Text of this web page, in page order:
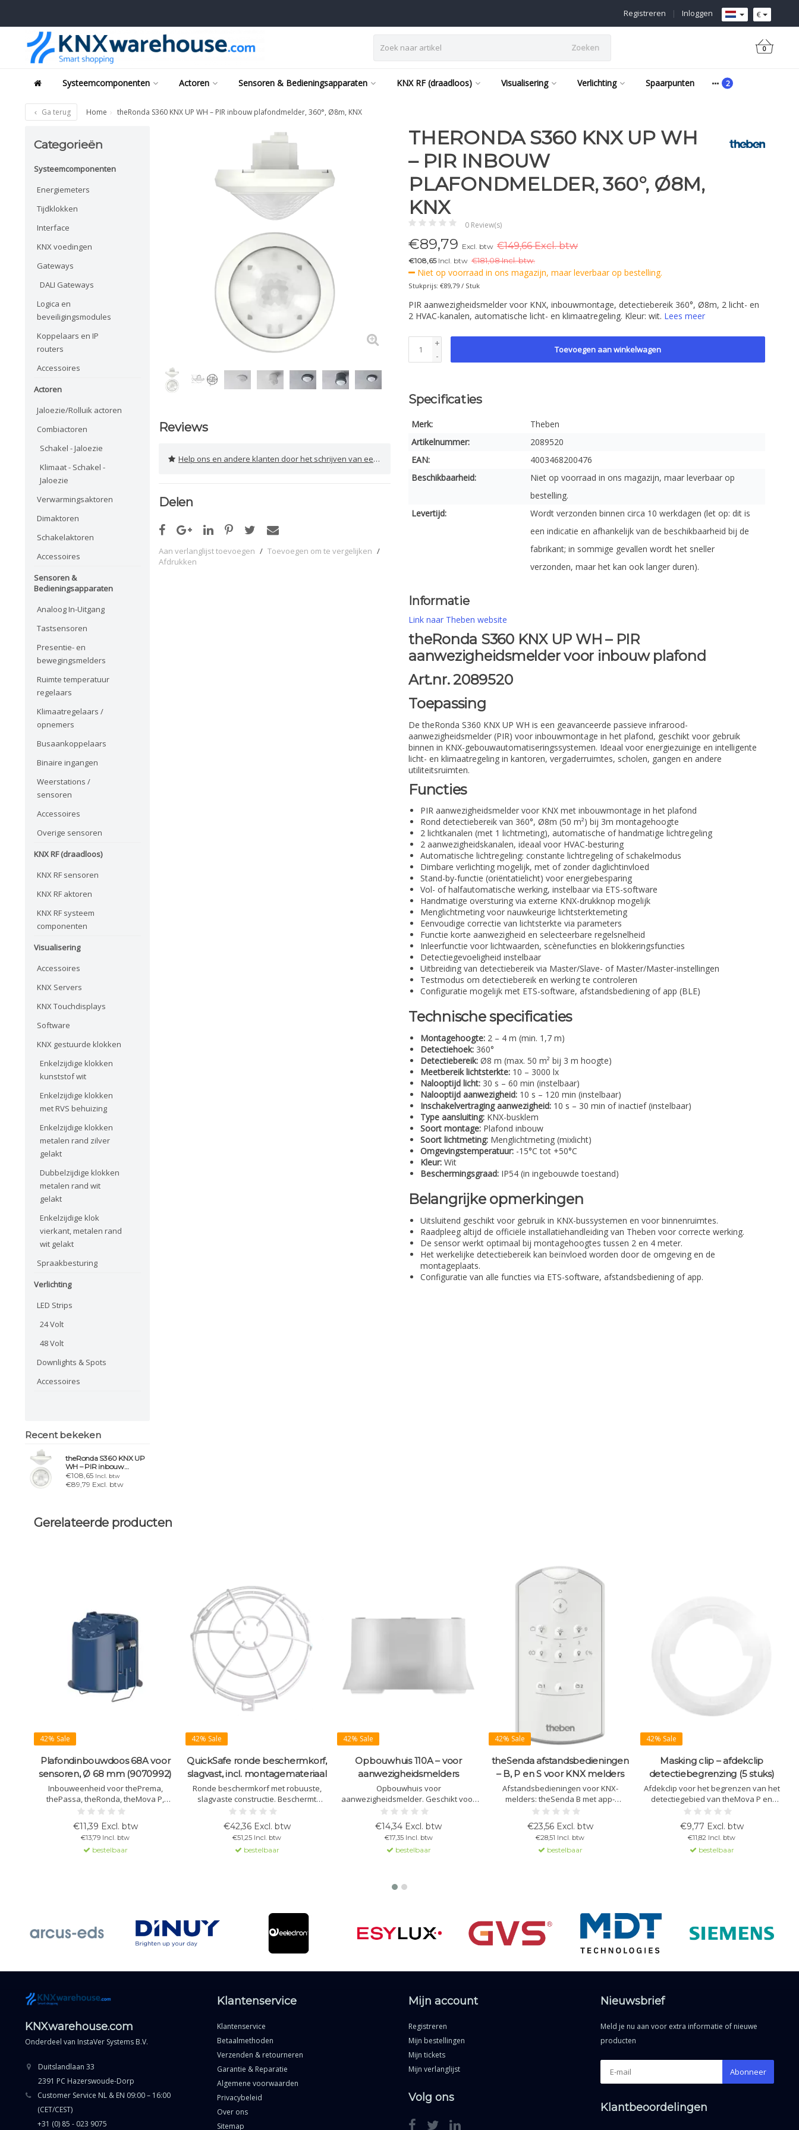
€
Inloggen
|
Registreren
Zoeken 0
Systeemcomponenten Actoren Sensoren & Bedieningsapparaten KNX RF (draadloos) Visualisering Verlichting Spaarpunten
Ga terug Home theRonda S360 KNX UP WH – PIR inbouw plafondmelder, 360°, Ø8m, KNX
Categorieën
Systeemcomponenten
Energiemeters
Tijdklokken
Interface
KNX voedingen
Gateways
DALI Gateways
Logica en
beveiligingsmodules
Koppelaars en IP
routers
Accessoires
Actoren
Jaloezie/Rolluik actoren
Combiactoren
Schakel - Jaloezie
Klimaat - Schakel -
Jaloezie
Verwarmingsaktoren
Dimaktoren
Schakelaktoren
Accessoires
Sensoren &
Bedieningsapparaten
Analoog In-Uitgang
Tastsensoren
Presentie- en
bewegingsmelders
Ruimte temperatuur
regelaars
Klimaatregelaars /
opnemers
Busaankoppelaars
Binaire ingangen
Weerstations /
sensoren
Accessoires
Overige sensoren
KNX RF (draadloos)
KNX RF sensoren
KNX RF aktoren
KNX RF systeem
componenten
Visualisering
Accessoires
KNX Servers
KNX Touchdisplays
Software
KNX gestuurde klokken
Enkelzijdige klokken
kunststof wit
Enkelzijdige klokken
met RVS behuizing
Enkelzijdige klokken
metalen rand zilver
gelakt
Dubbelzijdige klokken
metalen rand wit
gelakt
Enkelzijdige klok
vierkant, metalen rand
wit gelakt
Spraakbesturing
Verlichting
LED Strips
24 Volt
48 Volt
Downlights & Spots
Accessoires
Recent bekeken
theRonda S360 KNX UP
WH – PIR inbouw
plafondmelder, 360°,
Ø8m, KNX
€108,65 Incl. btw
€89,79 Excl. btw
Reviews
Help ons en andere klanten door het schrijven van een review
Delen
Aan verlanglijst toevoegen / Toevoegen om te vergelijken /
Afdrukken
THERONDA S360 KNX UP WH
– PIR INBOUW
PLAFONDMELDER, 360°, Ø8M,
KNX
0 Review(s)
€89,79 Excl. btw €149,66 Excl. btw
€108,65Incl. btw €181,08 Incl. btw.
Niet op voorraad in ons magazijn, maar leverbaar op bestelling.
Stukprijs: €89,79 / Stuk
PIR aanwezigheidsmelder voor KNX, inbouwmontage, detectiebereik 360°, Ø8m, 2 licht- en
2 HVAC-kanalen, automatische licht- en klimaatregeling. Kleur: wit. Lees meer
+
-
Toevoegen aan winkelwagen
Specificaties
Merk:
Theben
Artikelnummer:
2089520
EAN:
4003468200476
Beschikbaarheid:
Niet op voorraad in ons magazijn, maar leverbaar op
bestelling.
Levertijd:
Wordt verzonden binnen circa 10 werkdagen (let op: dit is
een indicatie en afhankelijk van de beschikbaarheid bij de
fabrikant; in sommige gevallen wordt het sneller
verzonden, maar het kan ook langer duren).
Informatie
Link naar Theben website
theRonda S360 KNX UP WH – PIR
aanwezigheidsmelder voor inbouw plafond
Art.nr. 2089520
Toepassing
De theRonda S360 KNX UP WH is een geavanceerde passieve infrarood-
aanwezigheidsmelder (PIR) voor inbouwmontage in het plafond, geschikt voor gebruik
binnen in KNX-gebouwautomatiseringssystemen. Ideaal voor energiezuinige en intelligente
licht- en klimaatregeling in kantoren, vergaderruimtes, scholen, gangen en andere
utiliteitsruimten.
Functies
PIR aanwezigheidsmelder voor KNX met inbouwmontage in het plafond
Rond detectiebereik van 360°, Ø8m (50 m²) bij 3m montagehoogte
2 lichtkanalen (met 1 lichtmeting), automatische of handmatige lichtregeling
2 aanwezigheidskanalen, ideaal voor HVAC-besturing
Automatische lichtregeling: constante lichtregeling of schakelmodus
Dimbare verlichting mogelijk, met of zonder daglichtinvloed
Stand-by-functie (oriëntatielicht) voor energiebesparing
Vol- of halfautomatische werking, instelbaar via ETS-software
Handmatige oversturing via externe KNX-drukknop mogelijk
Menglichtmeting voor nauwkeurige lichtsterktemeting
Eenvoudige correctie van lichtsterkte via parameters
Functie korte aanwezigheid en selecteerbare regelsnelheid
Inleerfunctie voor lichtwaarden, scènefuncties en blokkeringsfuncties
Detectiegevoeligheid instelbaar
Uitbreiding van detectiebereik via Master/Slave- of Master/Master-instellingen
Testmodus om detectiebereik en werking te controleren
Configuratie mogelijk met ETS-software, afstandsbediening of app (BLE)
Technische specificaties
Montagehoogte: 2 – 4 m (min. 1,7 m)
Detectiehoek: 360°
Detectiebereik: Ø8 m (max. 50 m² bij 3 m hoogte)
Meetbereik lichtsterkte: 10 – 3000 lx
Nalooptijd licht: 30 s – 60 min (instelbaar)
Nalooptijd aanwezigheid: 10 s – 120 min (instelbaar)
Inschakelvertraging aanwezigheid: 10 s – 30 min of inactief (instelbaar)
Type aansluiting: KNX-busklem
Soort montage: Plafond inbouw
Soort lichtmeting: Menglichtmeting (mixlicht)
Omgevingstemperatuur: -15°C tot +50°C
Kleur: Wit
Beschermingsgraad: IP54 (in ingebouwde toestand)
Belangrijke opmerkingen
Uitsluitend geschikt voor gebruik in KNX-bussystemen en voor binnenruimtes.
Raadpleeg altijd de officiële installatiehandleiding van Theben voor correcte werking.
De sensor werkt optimaal bij montagehoogtes tussen 2 en 4 meter.
Het werkelijke detectiebereik kan beïnvloed worden door de omgeving en de
montageplaats.
Configuratie van alle functies via ETS-software, afstandsbediening of app.
Gerelateerde producten
42% Sale
Plafondinbouwdoos 68A voor
sensoren, Ø 68 mm (9070992)
Inbouweenheid voor thePrema,
thePassa, theRonda, theMova P,
PresenceLight 360, compact office,
passage en passimo. Met
trekontlasting en
aanrakingsbeveiliging. Ø 67,5 mm.
€11,39 Excl. btw
€13,79 Incl. btw
bestelbaar
42% Sale
QuickSafe ronde beschermkorf,
slagvast, incl. montagemateriaal
Ronde beschermkorf met robuuste,
slagvaste constructie. Beschermt
effectief tegen mechanische schade.
Inclusief montagemateriaal. Hoogte tot
115 mm.
€42,36 Excl. btw
€51,25 Incl. btw
bestelbaar
42% Sale
Opbouwhuis 110A – voor
aanwezigheidsmelders
Opbouwhuis voor
aanwezigheidsmelder. Geschikt voor
thePrema, theRonda en theMova P.
Verkrijgbaar in wit, zwart en grijs.
€14,34 Excl. btw
€17,35 Incl. btw
bestelbaar
42% Sale
theSenda afstandsbedieningen
– B, P en S voor KNX melders
Afstandsbedieningen voor KNX-
melders: theSenda B met app-
integratie, theSenda P voor service en
theSenda S voor gebruikersbediening
en lichtscènes.
€23,56 Excl. btw
€28,51 Incl. btw
bestelbaar
42% Sale
Masking clip – afdekclip
detectiebegrenzing (5 stuks)
Afdekclip voor het begrenzen van het
detectiegebied van theMova P en
theRonda P. Wordt geleverd als set van
5 stuks voor gerichte en veilige
detectie.
€9,77 Excl. btw
€11,82 Incl. btw
bestelbaar
KNXwarehouse.com
Onderdeel van InstaVer Systems B.V.
Duitslandlaan 33
2391 PC Hazerswoude-Dorp
Customer Service NL & EN 09:00 – 16:00
(CET/CEST)
+31 (0) 85 - 023 9075
Klantenservice
Klantenservice
Betaalmethoden
Verzenden & retourneren
Garantie & Reparatie
Algemene voorwaarden
Privacybeleid
Over ons
Sitemap
Mijn account
Registreren
Mijn bestellingen
Mijn tickets
Mijn verlanglijst
Volg ons
Nieuwsbrief
Meld je nu aan voor extra informatie of nieuwe
producten
Abonneer
Klantbeoordelingen